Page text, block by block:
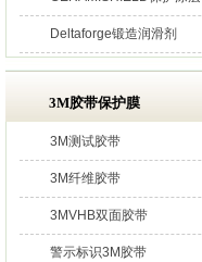
Deltaforge锻造润滑剂
3M胶带保护膜
3M测试胶带
3M纤维胶带
3MVHB双面胶带
警示标识3M胶带